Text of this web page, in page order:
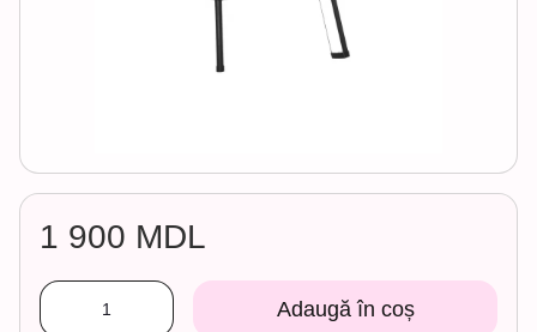
1 900 MDL
Adaugă în coș